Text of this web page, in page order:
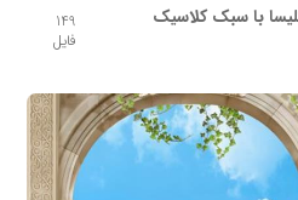
با سبک کلاسیک
149
فایل